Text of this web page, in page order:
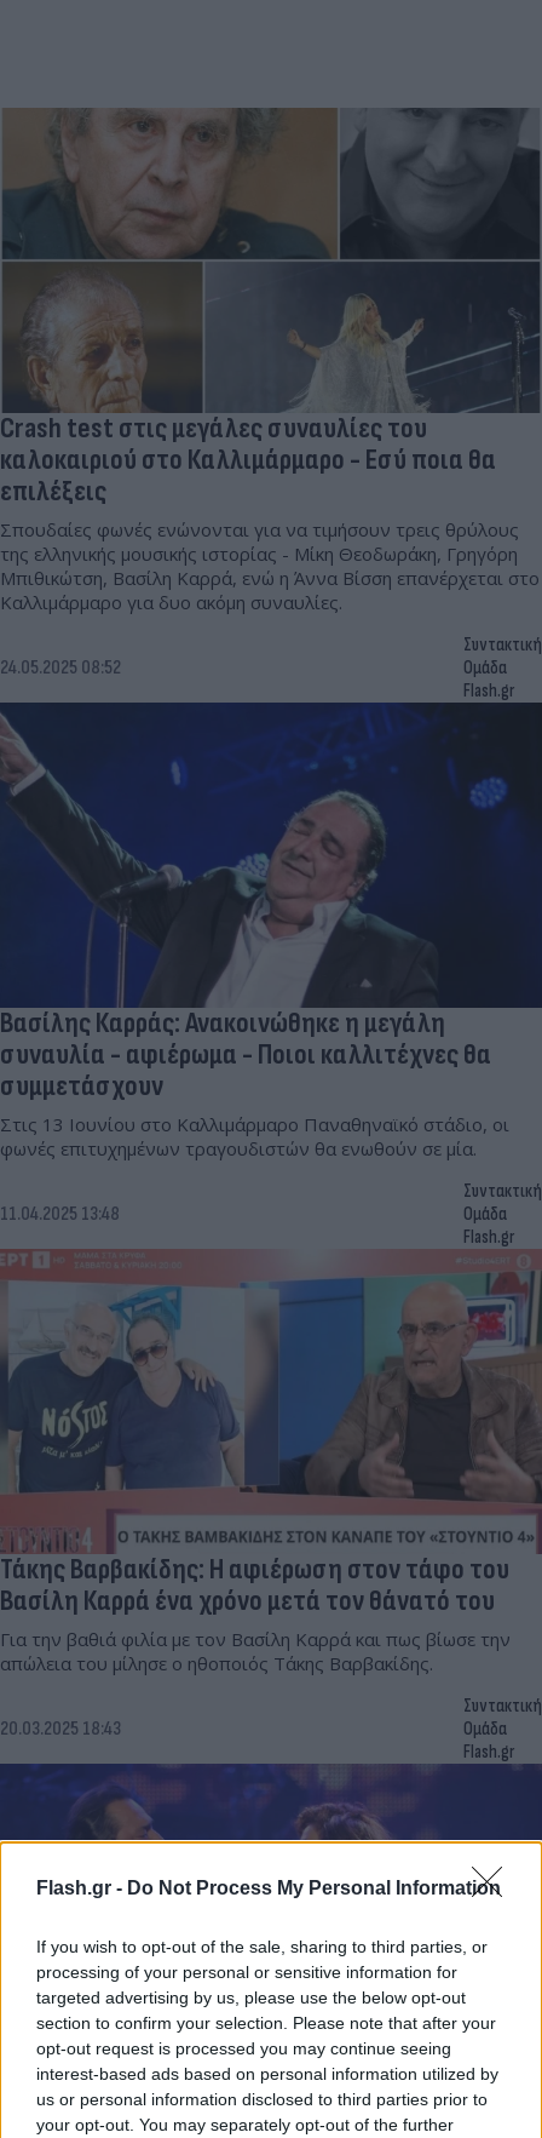
Flash.gr - Do Not Process My Personal Information
If you wish to opt-out of the sale, sharing to third parties, or
processing of your personal or sensitive information for
targeted advertising by us, please use the below opt-out
section to confirm your selection. Please note that after your
opt-out request is processed you may continue seeing
interest-based ads based on personal information utilized by
us or personal information disclosed to third parties prior to
your opt-out. You may separately opt-out of the further
Crash test στις μεγάλες συναυλίες του
καλοκαιριού στο Καλλιμάρμαρο - Εσύ ποια θα
επιλέξεις
Σπουδαίες φωνές ενώνονται για να τιμήσουν τρεις θρύλους
της ελληνικής μουσικής ιστορίας - Μίκη Θεοδωράκη, Γρηγόρη
Μπιθικώτση, Βασίλη Καρρά, ενώ η Άννα Βίσση επανέρχεται στο
Καλλιμάρμαρο για δυο ακόμη συναυλίες.
24.05.2025 08:52
Συντακτική
Ομάδα
Flash.gr
Βασίλης Καρράς: Ανακοινώθηκε η μεγάλη
συναυλία - αφιέρωμα - Ποιοι καλλιτέχνες θα
συμμετάσχουν
Στις 13 Ιουνίου στο Καλλιμάρμαρο Παναθηναϊκό στάδιο, οι
φωνές επιτυχημένων τραγουδιστών θα ενωθούν σε μία.
11.04.2025 13:48
Συντακτική
Ομάδα
Flash.gr
Τάκης Βαρβακίδης: Η αφιέρωση στον τάφο του
Βασίλη Καρρά ένα χρόνο μετά τον θάνατό του
Για την βαθιά φιλία με τον Βασίλη Καρρά και πως βίωσε την
απώλεια του μίλησε ο ηθοποιός Τάκης Βαρβακίδης.
20.03.2025 18:43
Συντακτική
Ομάδα
Flash.gr
Φουρέιρα: Τραγουδά Καρρά «Απ' το Βορρά μέχρι το
Νότο» και το TikTok αντιδρά - «Ντροπή...»